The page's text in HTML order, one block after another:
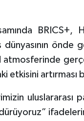
dünyasının
atmosferinde
etkisini artırması